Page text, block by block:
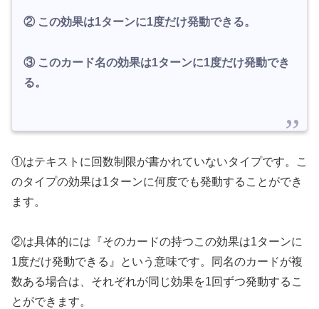
② この効果は1ターンに1度だけ発動できる。
③ このカード名の効果は1ターンに1度だけ発動でき
る。
①はテキストに回数制限が書かれていないタイプです。こ
のタイプの効果は1ターンに何度でも発動することができ
ます。
②は具体的には『そのカードの持つこの効果は1ターンに
1度だけ発動できる』という意味です。同名のカードが複
数ある場合は、それぞれが同じ効果を1回ずつ発動するこ
とができます。